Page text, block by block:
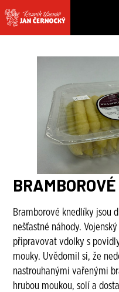
Bramborové knedlíky jsou
nešťastné náhody.
připravovat vdolky s
mouky. Uvědomil si, že
nastrouhanými vařenými
hrubou moukou, solí a